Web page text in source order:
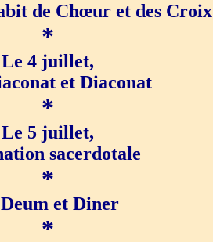
de Chœur et des Croix
*
Le 4 juillet,
et Diaconat
*
Le 5 juillet,
sacerdotale
*
et Diner
*